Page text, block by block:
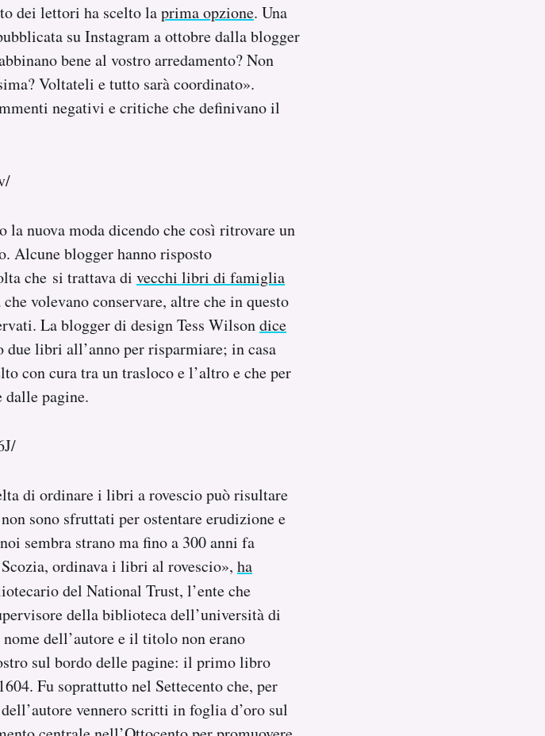
dei lettori ha scelto laprima opzione. Una
su Instagram a ottobre dalla blogger
bene al vostro arredamento? Non
Voltateli e tutto sarà coordinato».
negativi e critiche che definivano il
nuova moda dicendo che così ritrovare un
Alcune blogger hanno risposto
che si trattava di vecchi libri di famiglia
volevano conservare, altre che in questo
La blogger di design Tess Wilsondice
libri all’anno per risparmiare; in casa
con cura tra un trasloco e l’altro e che per
dalle pagine.
di ordinare i libri a rovescio può risultare
sono sfruttati per ostentare erudizione e
sembra strano ma fino a 300 anni fa
ordinava i libri al rovescio», ha
del National Trust, l’ente che
della biblioteca dell’università di
dell’autore e il titolo non erano
sul bordo delle pagine: il primo libro
Fu soprattutto nel Settecento che, per
vennero scritti in foglia d’oro sul